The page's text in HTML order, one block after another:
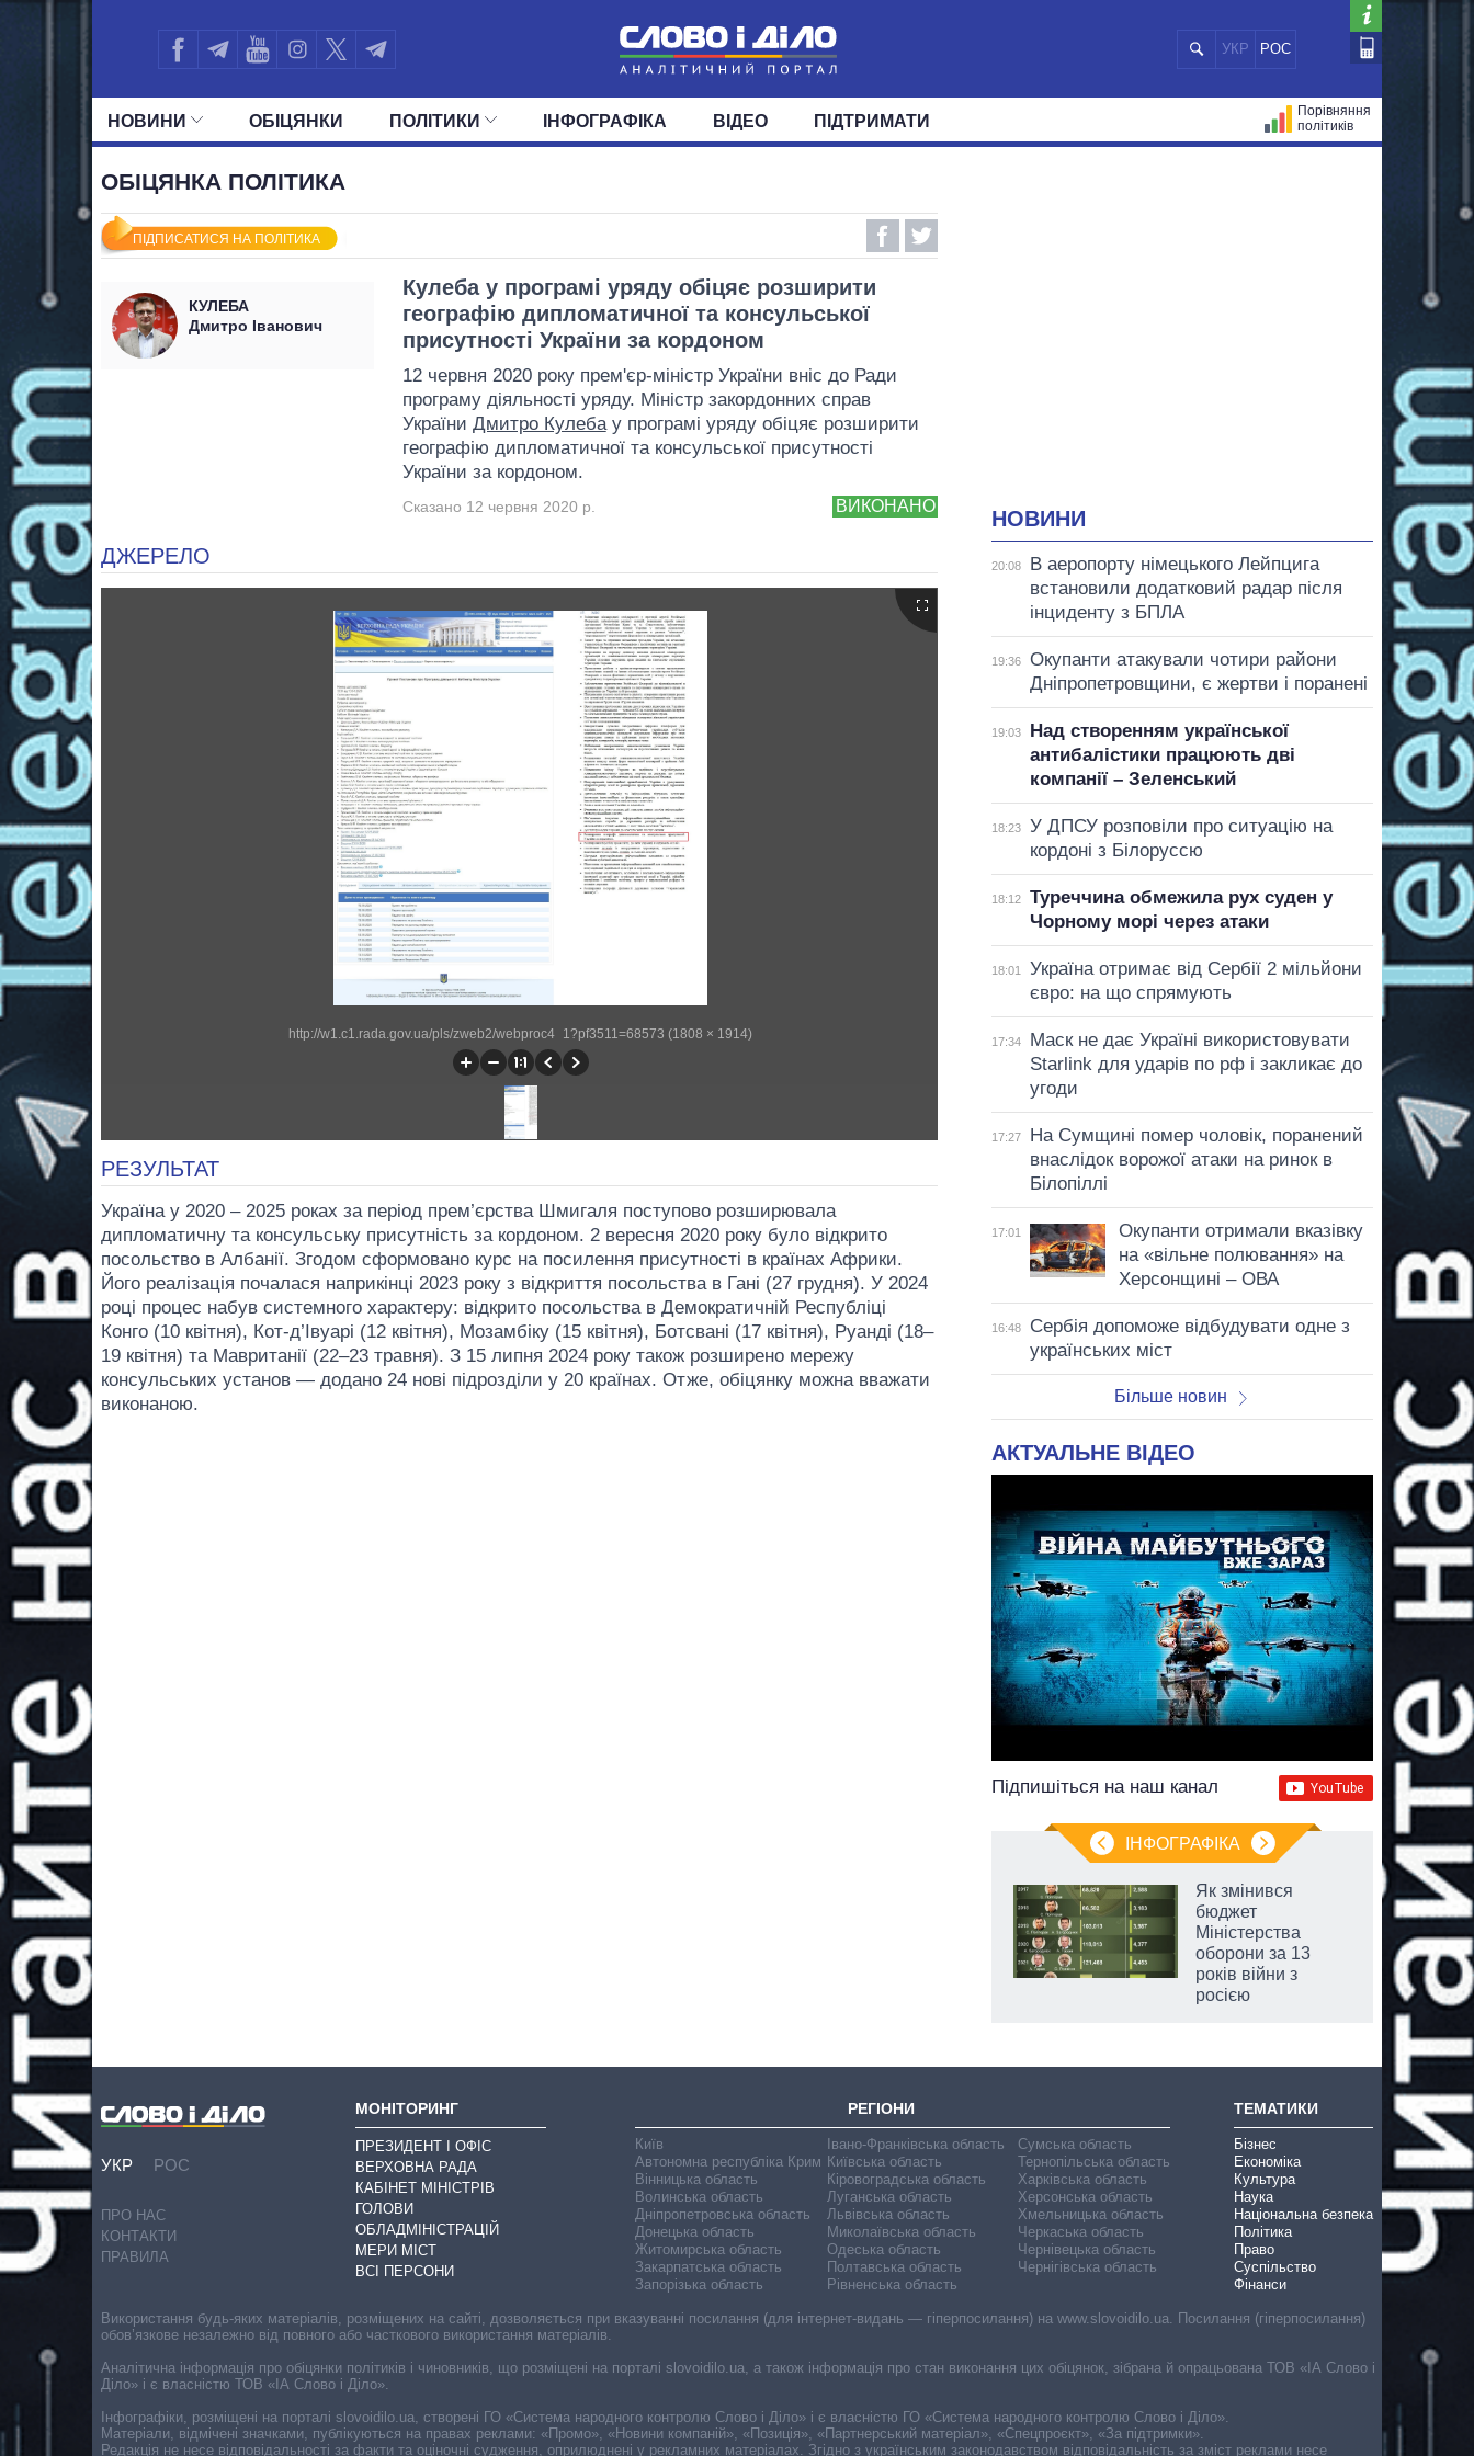
УКР РОС
НОВИНИ
СВІТ
ОБIЦЯНКИ ПОЛIТИКИ
ОКРУГИ
ІНФОГРАФІКА ВІДЕО ПІДТРИМАТИ
Порівняння
політиків
ОБІЦЯНКА ПОЛІТИКА
ПІДПИСАТИСЯ НА ПОЛІТИКА
КУЛЕБА
Дмитро Іванович
Кулеба у програмі уряду обіцяє розширити
географію дипломатичної та консульської
присутності України за кордоном
12 червня 2020 року прем'єр-міністр України вніс до Ради
програму діяльності уряду. Міністр закордонних справ
України Дмитро Кулебау програмі уряду обіцяє розширити
географію дипломатичної та консульської присутності
України за кордоном.
ВИКОНАНО
Сказано 12 червня 2020 р.
ДЖЕРЕЛО
http://w1.c1.rada.gov.ua/pls/zweb2/webproc4_1?pf3511=68573 (1808 × 1914)
РЕЗУЛЬТАТ
Україна у 2020 – 2025 роках за період прем’єрства Шмигаля поступово розширювала
дипломатичну та консульську присутність за кордоном. 2 вересня 2020 року було відкрито
посольство в Албанії. Згодом сформовано курс на посилення присутності в країнах Африки.
Його реалізація почалася наприкінці 2023 року з відкриття посольства в Гані (27 грудня). У 2024
році процес набув системного характеру: відкрито посольства в Демократичній Республіці
Конго (10 квітня), Кот-д’Івуарі (12 квітня), Мозамбіку (15 квітня), Ботсвані (17 квітня), Руанді (18–
19 квітня) та Мавританії (22–23 травня). З 15 липня 2024 року також розширено мережу
консульських установ — додано 24 нові підрозділи у 20 країнах. Отже, обіцянку можна вважати
виконаною.
НОВИНИ
20:08
В аеропорту німецького Лейпцига
встановили додатковий радар після
інциденту з БПЛА
19:36
Окупанти атакували чотири райони
Дніпропетровщини, є жертви і поранені
19:03
Над створенням української
антибалістики працюють дві
компанії – Зеленський
18:23
У ДПСУ розповіли про ситуацію на
кордоні з Білоруссю
18:12
Туреччина обмежила рух суден у
Чорному морі через атаки
18:01
Україна отримає від Сербії 2 мільйони
євро: на що спрямують
17:34
Маск не дає Україні використовувати
Starlink для ударів по рф і закликає до
угоди
17:27
На Сумщині помер чоловік, поранений
внаслідок ворожої атаки на ринок в
Білопіллі
17:01
Окупанти отримали вказівку
на «вільне полювання» на
Херсонщині – ОВА
16:48
Сербія допоможе відбудувати одне з
українських міст
Більше новин
АКТУАЛЬНЕ ВІДЕО
Підпишіться на наш канал
ІНФОГРАФІКА
Як змінився
бюджет
Міністерства
оборони за 13
років війни з
росією
УКР РОС
ПРО НАС
КОНТАКТИ
ПРАВИЛА
МОНІТОРИНГ
ПРЕЗИДЕНТ І ОФІС
ВЕРХОВНА РАДА
КАБІНЕТ МІНІСТРІВ
ГОЛОВИ
ОБЛАДМІНІСТРАЦІЙ
МЕРИ МІСТ
ВСІ ПЕРСОНИ
РЕГІОНИ
Київ
Автономна республіка Крим
Вінницька область
Волинська область
Дніпропетровська область
Донецька область
Житомирська область
Закарпатська область
Запорізька область
Івано-Франківська область
Київська область
Кіровоградська область
Луганська область
Львівська область
Миколаївська область
Одеська область
Полтавська область
Рівненська область
Сумська область
Тернопільська область
Харківська область
Херсонська область
Хмельницька область
Черкаська область
Чернівецька область
Чернігівська область
ТЕМАТИКИ
Бізнес
Економіка
Культура
Наука
Національна безпека
Політика
Право
Суспільство
Фінанси
Використання будь-яких матеріалів, розміщених на сайті, дозволяється при вказуванні посилання (для інтернет-видань — гіперпосилання) на www.slovoidilo.ua. Посилання (гіперпосилання)
обов’язкове незалежно від повного або часткового використання матеріалів.
Аналітична інформація про обіцянки політиків і чиновників, що розміщені на порталі slovoidilo.ua, а також інформація про стан виконання цих обіцянок, зібрана й опрацьована ТОВ «ІА Слово і
Діло» і є власністю ТОВ «ІА Слово і Діло».
Інфографіки, розміщені на порталі slovoidilo.ua, створені ГО «Система народного контролю Слово і Діло» і є власністю ГО «Система народного контролю Слово і Діло».
Матеріали, відмічені значками, публікуються на правах реклами: «Промо», «Новини компаній», «Позиція», «Партнерський матеріал», «Спецпроєкт», «За підтримки».
Редакція не несе відповідальності за факти та оціночні судження, оприлюднені у рекламних матеріалах. Згідно з українським законодавством відповідальність за зміст реклами несе